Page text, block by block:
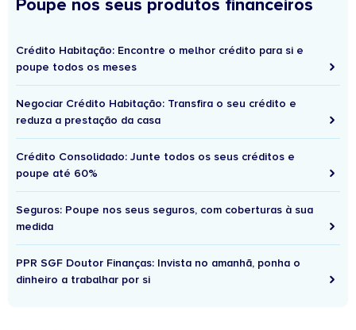
Poupe nos seus produtos financeiros
Crédito Habitação: Encontre o melhor crédito para si e
poupe todos os meses
Negociar Crédito Habitação: Transfira o seu crédito e
reduza a prestação da casa
Crédito Consolidado: Junte todos os seus créditos e
poupe até 60%
Seguros: Poupe nos seus seguros, com coberturas à sua
medida
PPR SGF Doutor Finanças: Invista no amanhã, ponha o
dinheiro a trabalhar por si